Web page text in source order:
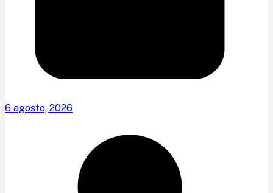
6 agosto, 2026